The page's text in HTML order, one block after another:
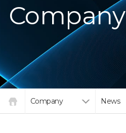
Company
Company News